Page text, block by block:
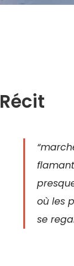
Récit
où les
se